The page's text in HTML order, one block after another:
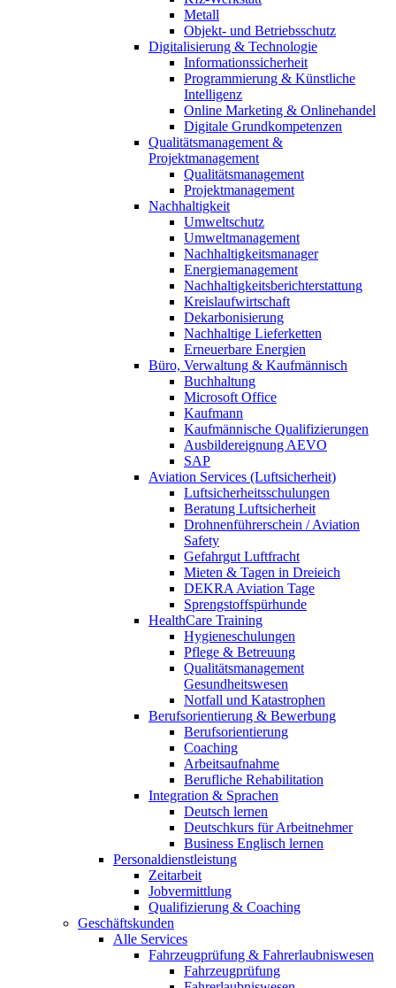
Metall
Objekt- und Betriebsschutz
Digitalisierung & Technologie
Informationssicherheit
Programmierung & Künstliche
Intelligenz
Online Marketing & Onlinehandel
Digitale Grundkompetenzen
Qualitätsmanagement &
Projektmanagement
Qualitätsmanagement
Projektmanagement
Nachhaltigkeit
Umweltschutz
Umweltmanagement
Nachhaltigkeitsmanager
Energiemanagement
Nachhaltigkeitsberichterstattung
Kreislaufwirtschaft
Dekarbonisierung
Nachhaltige Lieferketten
Erneuerbare Energien
Büro, Verwaltung & Kaufmännisch
Buchhaltung
Microsoft Office
Kaufmann
Kaufmännische Qualifizierungen
Ausbildereignung AEVO
SAP
Aviation Services (Luftsicherheit)
Luftsicherheitsschulungen
Beratung Luftsicherheit
Drohnenführerschein / Aviation
Safety
Gefahrgut Luftfracht
Mieten & Tagen in Dreieich
DEKRA Aviation Tage
Sprengstoffspürhunde
HealthCare Training
Hygieneschulungen
Pflege & Betreuung
Qualitätsmanagement
Gesundheitswesen
Notfall und Katastrophen
Berufsorientierung & Bewerbung
Berufsorientierung
Coaching
Arbeitsaufnahme
Berufliche Rehabilitation
Integration & Sprachen
Deutsch lernen
Deutschkurs für Arbeitnehmer
Business Englisch lernen
Personaldienstleistung
Zeitarbeit
Jobvermittlung
Qualifizierung & Coaching
Geschäftskunden
Alle Services
Fahrzeugprüfung & Fahrerlaubniswesen
Fahrzeugprüfung